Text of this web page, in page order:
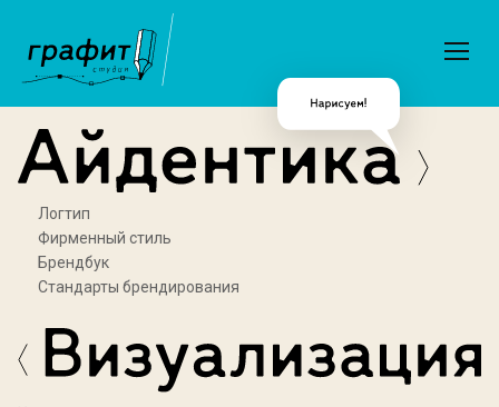
Логтип
Фирменный стиль
Брендбук
Стандарты брендирования